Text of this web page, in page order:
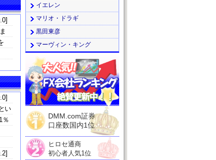
い
％
イエレン
マリオ・ドラギ
黒田東彦
マーヴィン・キング
DMM.com証券
口座数国内1位
ヒロセ通商
初心者人気1位